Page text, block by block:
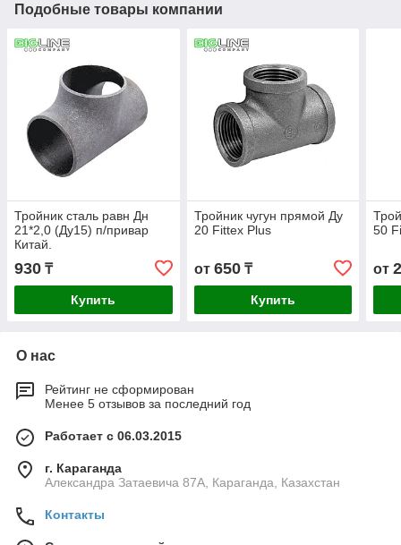
Подобные товары компании
Тройник сталь равн Дн
21*2,0 (Ду15) п/привар
Китай.
930 ₸
Купить
Тройник чугун прямой Ду
20 Fittex Plus
от 650₸
Купить
50
от
О нас
Рейтинг не сформирован
Менее 5 отзывов за последний год
Работает с 06.03.2015
г. Караганда
Александра Затаевича 87А, Караганда, Казахстан
Контакты